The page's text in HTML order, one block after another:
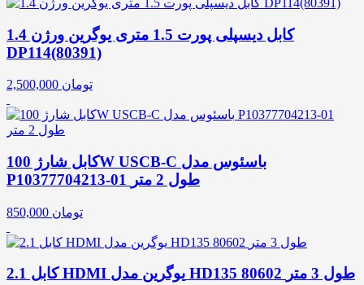
کابل دیسپلی پورت 1.5 متری یوگرین ورژن 1.4
DP114(80391)
2,500,000 تومان
کابل شارژ 100W USCB-C باسئوس مدل
P10377704213-01 طول 2 متر
850,000 تومان
کابل 2.1 HDMI یوگرین مدل HD135 80602 طول 3 متر